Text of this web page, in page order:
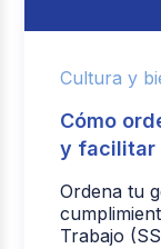
Cultura y
Cómo
y facilitar
Ordena tu
Trabajo